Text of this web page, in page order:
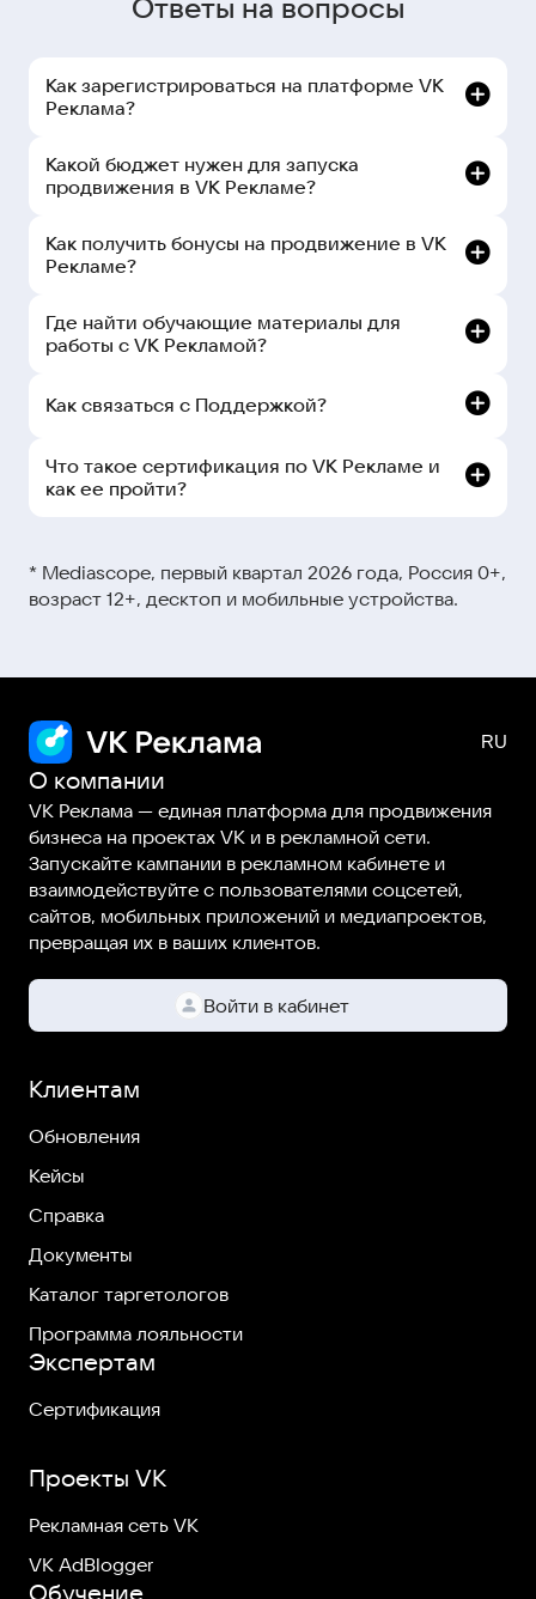
Как зарегистрироваться на платформе VK
Реклама?
Какой бюджет нужен для запуска
продвижения в VK Рекламе?
Как получить бонусы на продвижение в VK
Рекламе?
Где найти обучающие материалы для
работы с VK Рекламой?
Вебинары →
Статьи и гайды →
Как связаться с Поддержкой?
Что такое сертификация по VK Рекламе и
как ее пройти?
* Mediascope, первый квартал 2026 года, Россия 0+,
возраст 12+, десктоп и мобильные устройства.
О компании
VK Реклама — единая платформа для продвижения
бизнеса на проектах VK и в рекламной сети.
Запускайте кампании в рекламном кабинете и
взаимодействуйте с пользователями соцсетей,
сайтов, мобильных приложений и медиапроектов,
превращая их в ваших клиентов.
Войти в кабинет
Клиентам
Обновления
Кейсы
Справка
Документы
Каталог таргетологов
Программа лояльности
Экспертам
Сертификация
Проекты VK
Рекламная сеть VK
VK AdBlogger
Обучение